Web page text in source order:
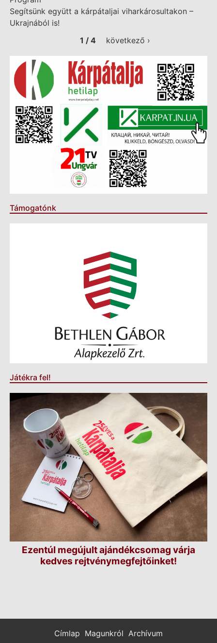
Segítsünk együtt a kárpátaljai viharkárosultakon –
Ukrajnából is!
1 / 4
következő ›
Támogatónk
Játékra fel!
Ezentúl megújult ajándékcsomag várja
kedves rejtvénymegfejtőinket!
Címlap Magunkról Archívum